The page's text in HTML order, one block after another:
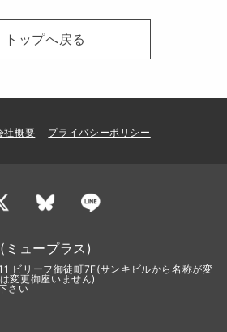
トップへ戻る
社概要 プライバシーポリシー
ュープラス)
ビリーフ御徒町7F(サンキビルから名称が変
変更御座いません)
さい